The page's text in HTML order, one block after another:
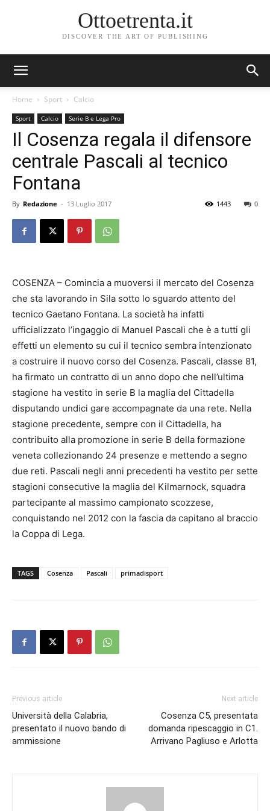
Ottoetrenta.it
DISCOVER THE ART OF PUBLISHING
Home Sport Calcio
Sport Calcio Serie B e Lega Pro
Il Cosenza regala il difensore
centrale Pascali al tecnico
Fontana
By Redazione - 13 Luglio 2017 0
1443
COSENZA – Comincia a muoversi il mercato del Cosenza
che sta lavorando in Sila sotto lo sguardo attento del
tecnico Gaetano Fontana. La società ha infatti
ufficializzato l’ingaggio di Manuel Pascali che è a tutti gli
effetti un elemento su cui il tecnico sembra intenzionato
a costruire il nuovo corso del Cosenza. Pascali, classe 81,
ha firmato un contratto di un anno dopo che nell’ultima
stagione ha vestito in serie B la maglia del Cittadella
disputando undici gare accompagnate da una rete. Nella
stagione precedente, sempre con il Cittadella, ha
contribuito alla promozione in serie B della formazione
veneta collezionando 24 presenze e mettendo a segno
due reti. Pascali negli anni precedenti ha vestito per sette
stagioni consecutive la maglia del Kilmarnock, squadra
partecipante al massimo campionato scozzese,
conquistando nel 2012 con la fascia da capitano al braccio
la Coppa di Lega.
TAGS Cosenza Pascali primadisport
Previous article
Università della Calabria,
presentato il nuovo bando di
ammissione
Next article
Cosenza C5, presentata
domanda ripescaggio in C1.
Arrivano Pagliuso e Arlotta